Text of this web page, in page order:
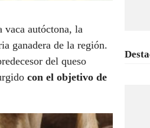
autóctona, la
ganadera de la región.
del queso
con el objetivo de